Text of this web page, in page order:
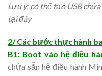
Lưu ý: có thể tạo USB
tại đây
2/ Các bước thực hành
B1: Boot vào hệ điều
chứa sẵn hệ điều hành